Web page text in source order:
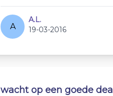
A
A.L.
19-03-2016
wacht op een goede deal